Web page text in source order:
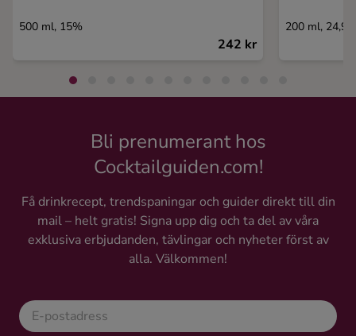
500 ml, 15%
242 kr
200 ml,
Bli prenumerant hos
Cocktailguiden.com!
Få drinkrecept, trendspaningar och guider direkt till din
mail – helt gratis! Signa upp dig och ta del av våra
exklusiva erbjudanden, tävlingar och nyheter först av
alla. Välkommen!